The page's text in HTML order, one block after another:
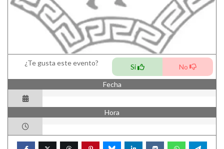
¿Te gusta este evento? Si No
Fecha
Hora